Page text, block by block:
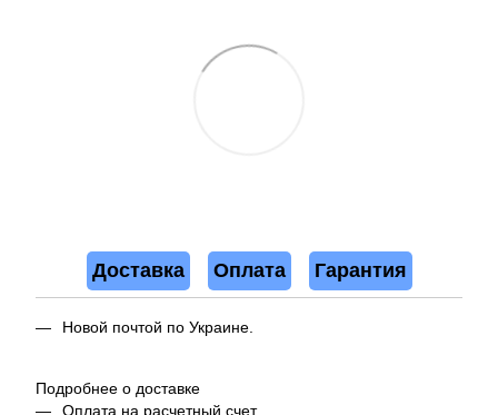
Доставка Оплата Гарантия
Новой почтой по Украине.
Подробнее о доставке
Оплата на расчетный счет